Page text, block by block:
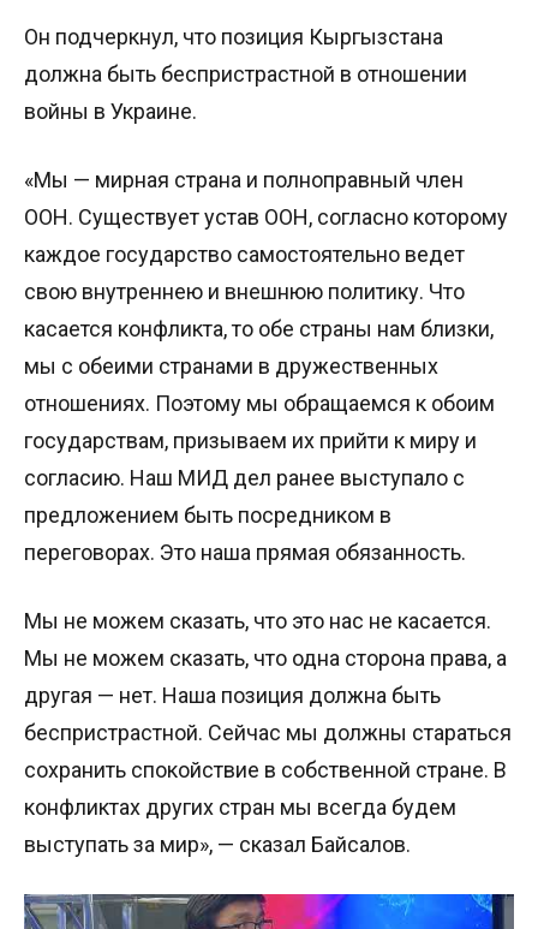
Он подчеркнул, что позиция Кыргызстана
должна быть беспристрастной в отношении
войны в Украине.
«Мы — мирная страна и полноправный член
ООН. Существует устав ООН, согласно которому
каждое государство самостоятельно ведет
свою внутреннею и внешнюю политику. Что
касается конфликта, то обе страны нам близки,
мы с обеими странами в дружественных
отношениях. Поэтому мы обращаемся к обоим
государствам, призываем их прийти к миру и
согласию. Наш МИД дел ранее выступало с
предложением быть посредником в
переговорах. Это наша прямая обязанность.
Мы не можем сказать, что это нас не касается.
Мы не можем сказать, что одна сторона права, а
другая — нет. Наша позиция должна быть
беспристрастной. Сейчас мы должны стараться
сохранить спокойствие в собственной стране. В
конфликтах других стран мы всегда будем
выступать за мир», — сказал Байсалов.